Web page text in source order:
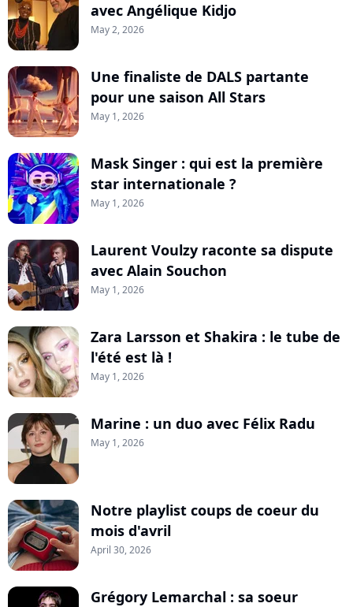
avec Angélique Kidjo
May 2, 2026
Une finaliste de DALS partante
pour une saison All Stars
May 1, 2026
Mask Singer : qui est la première
star internationale ?
May 1, 2026
Laurent Voulzy raconte sa dispute
avec Alain Souchon
May 1, 2026
Zara Larsson et Shakira : le tube de
l'été est là !
May 1, 2026
Marine : un duo avec Félix Radu
May 1, 2026
Notre playlist coups de coeur du
mois d'avril
April 30, 2026
Grégory Lemarchal : sa soeur